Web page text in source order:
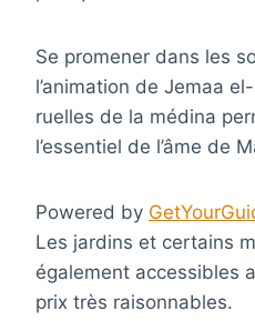
Se promener dans les
l’animation de Jemaa
ruelles de la médina
l’essentiel de l’âme de
Powered by
Les jardins et certains
également accessibles
prix très raisonnables.